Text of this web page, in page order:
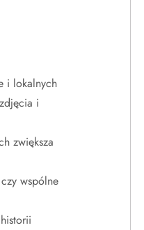
i lokalnych
i
zwiększa
wspólne